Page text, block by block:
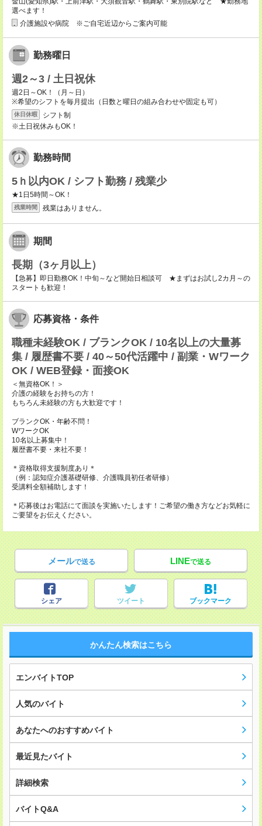
選べます！
介護施設や病院 ※ご自宅近辺からご案内可能
勤務曜日
週2～3 / 土日祝休
週2日～OK！（月～日）
※希望のシフトを毎月提出（日数と曜日の組み合わせや固定も可）
休日休暇
シフト制
※土日祝休みもOK！
勤務時間
5ｈ以内OK / シフト勤務 / 残業少
★1日5時間～OK！
残業時間 残業はありません。
期間
長期（3ヶ月以上）
【急募】即日勤務OK！中旬～など開始日相談可 ★まずはお試し2カ月～の
スタートも歓迎！
応募資格・条件
職種未経験OK / ブランクOK / 10名以上の大量募
集 / 履歴書不要 / 40～50代活躍中 / 副業・Wワーク
OK / WEB登録・面接OK
＜無資格OK！＞
介護の経験をお持ちの方！
もちろん未経験の方も大歓迎です！
ブランクOK・年齢不問！
WワークOK
10名以上募集中！
履歴書不要・来社不要！
＊資格取得支援制度あり＊
（例：認知症介護基礎研修、介護職員初任者研修）
受講料全額補助します！
＊応募後はお電話にて面談を実施いたします！ご希望の働き方などお気軽に
ご要望をお伝えください。
メールで送る LINEで送る
シェア ツイート ブックマーク
かんたん検索はこちら
エンバイトTOP
人気のバイト
あなたへのおすすめバイト
最近見たバイト
詳細検索
バイトQ&A